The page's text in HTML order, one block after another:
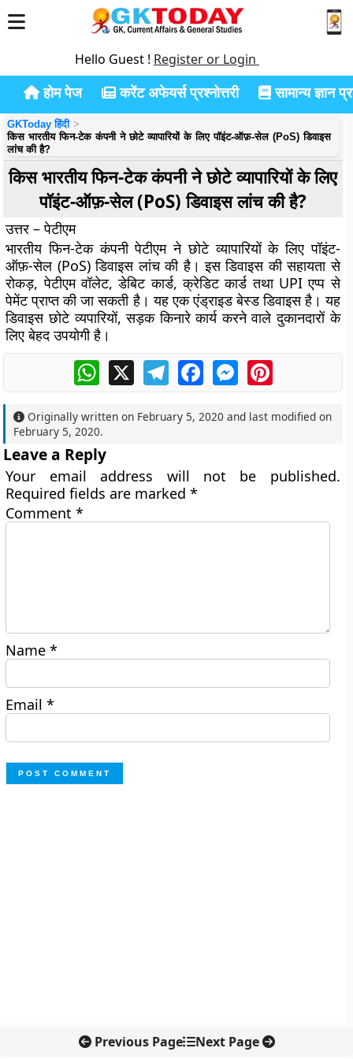
Hello Guest ! Register or Login
होम पेज करेंट अफेयर्स प्रश्नोत्तरी सामान्य ज्ञान
GKToday हिंदी
किस भारतीय फिन-टेक कंपनी ने छोटे व्यापारियों के लिए पॉइंट-ऑफ़-सेल (PoS) डिवाइस
लांच की है?
किस भारतीय फिन-टेक कंपनी ने छोटे व्यापारियों के लिए
पॉइंट-ऑफ़-सेल (PoS) डिवाइस लांच की है?
उत्तर – पेटीएम
भारतीय फिन-टेक कंपनी पेटीएम ने छोटे व्यापारियों के लिए पॉइंट-
ऑफ़-सेल (PoS) डिवाइस लांच की है। इस डिवाइस की सहायता से
रोकड़, पेटीएम वॉलेट, डेबिट कार्ड, क्रेडिट कार्ड तथा UPI एप्प से
पेमेंट प्राप्त की जा सकती है। यह एक एंड्राइड बेस्ड डिवाइस है। यह
डिवाइस छोटे व्यपारियों, सड़क किनारे कार्य करने वाले दुकानदारों के
लिए बेहद उपयोगी है।
WhatsApp
X TelegramFacebookMessengerPinterest
Originally written on February 5, 2020 and last modified on
February 5, 2020.
Leave a Reply
Your email address will not be published.
Required fields are marked*
Comment*
Name*
Email*
Previous Page Next Page